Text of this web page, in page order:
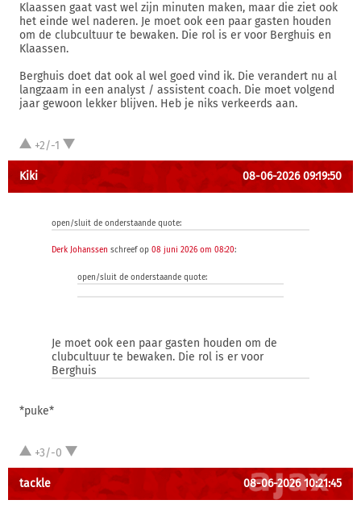
Klaassen gaat vast wel zijn minuten maken, maar die ziet ook
het einde wel naderen. Je moet ook een paar gasten houden
om de clubcultuur te bewaken. Die rol is er voor Berghuis en
Klaassen.
Berghuis doet dat ook al wel goed vind ik. Die verandert nu al
langzaam in een analyst / assistent coach. Die moet volgend
jaar gewoon lekker blijven. Heb je niks verkeerds aan.
+2/-1
Kiki 08-06-2026 09:19:50
open/sluit de onderstaande quote:
Derk Johanssen schreef op 08 juni 2026 om 08:20:
open/sluit de onderstaande quote:
Je moet ook een paar gasten houden om de
clubcultuur te bewaken. Die rol is er voor
Berghuis
*puke*
+3/-0
tackle 08-06-2026 10:21:45